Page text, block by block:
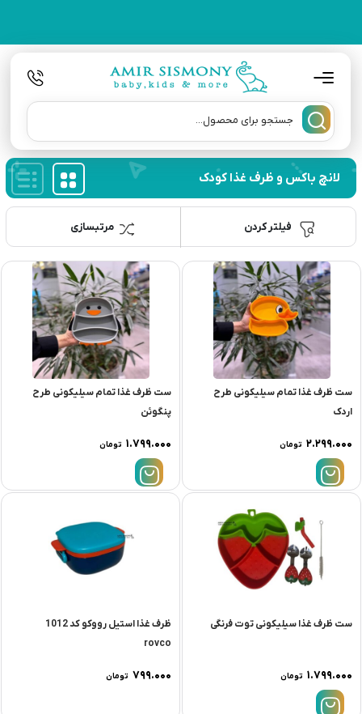
لانچ باکس و ظرف غذا کودک
مرتبسازی فیلتر کردن
ست ظرف غذا تمام سیلیکونی طرح
اردک
۲.۲۹۹.۰۰۰ تومان
ست ظرف غذا تمام سیلیکونی طرح
پنگوئن
۱.۷۹۹.۰۰۰ تومان
ست ظرف غذا سیلیکونی توت فرنگی
۱.۷۹۹.۰۰۰ تومان
ظرف غذا استیل رووکو کد 1012
rovco
۷۹۹.۰۰۰ تومان